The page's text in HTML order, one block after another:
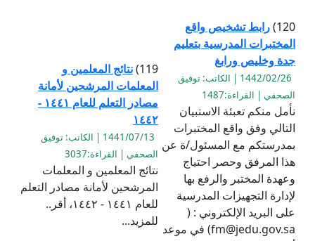
120) رابط تشخيص واقع
المختبرات المدرسية بتعليم
جدة وخليص ورابغ
1442/02/26 | الكاتب: توفيق
الصحفي | القراءة:1487
نأمل منكم تعبئة الاستبيان
التالي وفق واقع المختبرات
بمدرستكم مع المسئول/ة عن
هذا المرفق وحصر احتياج
وعهدة المختبر والرفع بها
لإدارة التجهيزات المدرسية
على البريد الإلكتروني : (
fm@jedu.gov.sa) في موعد
119) نتائج المعلمين و
المعلمات المرشحين لأمانة
مصادر التعلم للعام ١٤٤١ -
١٤٤٢
1441/07/13 | الكاتب: توفيق
الصحفي | القراءة:3037
نتائج المعلمين و المعلمات
المرشحين لأمانة مصادر التعلم
للعام ١٤٤١ - ١٤٤٢، أقر..
للمزيد...